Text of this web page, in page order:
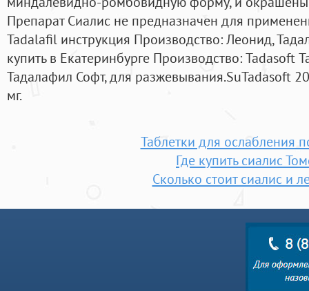
Препарат Сиалис не предназначен для
Tadalafil инструкция Производство: Леонид,
купить в Екатеринбурге Производство: Tadasoft
Тадалафил Софт, для разжевывания.SuTadasoft
мг.
Таблетки для ослабления
Где купить сиалис
Сколько стоит сиалис и